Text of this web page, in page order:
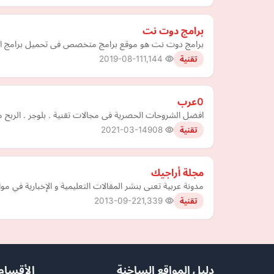
برامج دوت نت
برامج دوت نت هو موقع برامج متخصص فى تحميل برامج
تقنية 2019-08-11
0عرب
افضل الشروحات الحصرية فى مجالات تقنية . بلوجر .
تقنية 2021-03-14
مجلة أراجيك
مدونة عربية تعنى بنشر المقالات التعليمية و الإخبارية في
تقنية 2013-09-22
دليل المواقع الساخنة